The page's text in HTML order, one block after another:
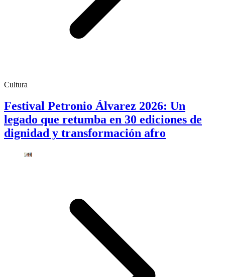
Cultura
Festival Petronio Álvarez 2026: Un
legado que retumba en 30 ediciones de
dignidad y transformación afro